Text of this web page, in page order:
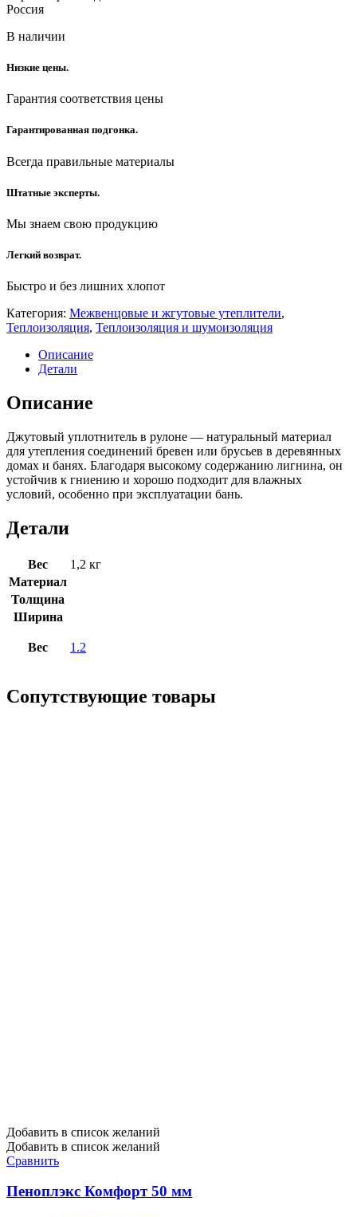
Россия
В наличии
Низкие цены.
Гарантия соответствия цены
Гарантированная подгонка.
Всегда правильные материалы
Штатные эксперты.
Мы знаем свою продукцию
Легкий возврат.
Быстро и без лишних хлопот
Категория: Межвенцовые и жгутовые утеплители,
Теплоизоляция, Теплоизоляция и шумоизоляция
Описание
Детали
Описание
Джутовый уплотнитель в рулоне — натуральный материал
для утепления соединений бревен или брусьев в деревянных
домах и банях. Благодаря высокому содержанию лигнина, он
устойчив к гниению и хорошо подходит для влажных
условий, особенно при эксплуатации бань.
Детали
Вес
1,2 кг
Материал
Толщина
Ширина
Вес 1.2
Сопутствующие товары
Добавить в список желаний
Добавить в список желаний
Сравнить
Пеноплэкс Комфорт 50 мм